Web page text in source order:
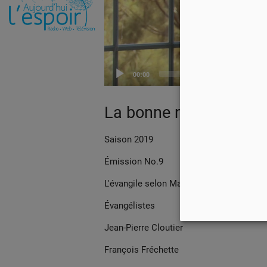
00:00
La bonne nouvelle et
Saison 2019
Émission No.9
L'évangile selon Marc
Évangélistes
Jean-Pierre Cloutier
François Fréchette